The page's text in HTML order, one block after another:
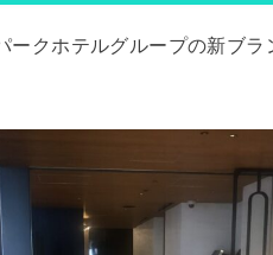
ークホテルグループの新ブ